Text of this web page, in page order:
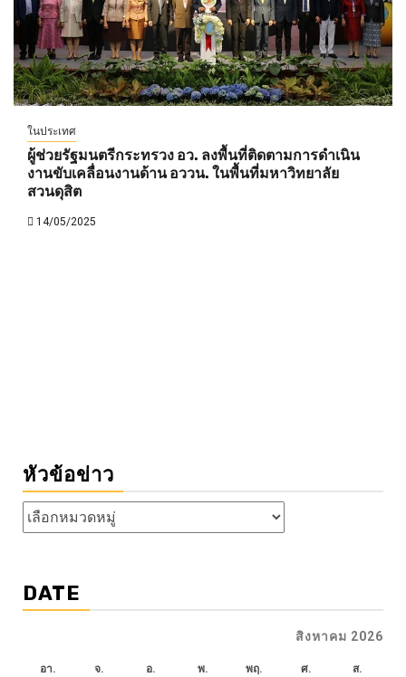
ในประเทศ
ผู้ช่วยรัฐมนตรีกระทรวง อว. ลงพื้นที่ติดตามการดำเนิน
งานขับเคลื่อนงานด้าน อววน. ในพื้นที่มหาวิทยาลัย
สวนดุสิต
14/05/2025
หัวข้อข่าว
หัวข้อ
ข่าว
DATE
สิงหาคม 2026
อา. จ. อ. พ. พฤ. ศ. ส.